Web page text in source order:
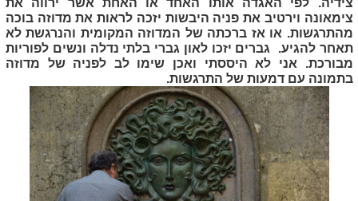
צידיה. לפי האגדה אותו האחד או האחת אשר ירווה את
צימאונה וירטיב את פניה היבשות יזכה לראות את מדוזה בוכה
מהתרגשות. או אז ברכתה של המדוזה המקומית והנרגשת לא
תאחר להגיע. גברים יזכו לאון גברי בלתי נדלה ונשים לפוריות
מבורכת. אני לא היססתי ואכן שימו לב לפניה של מדוזה
בתמונה עם דמעות של התרגשות.